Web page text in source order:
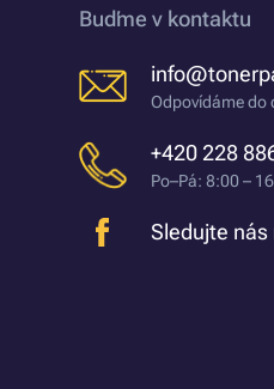
Buďme v kontaktu
Odpovídáme do
+420 228
Po–Pá: 8:00 –
Sledujte nás